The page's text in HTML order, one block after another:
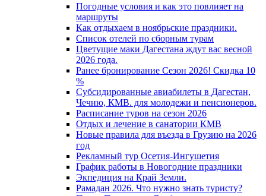
Погодные условия и как это повлияет на
маршруты
Как отдыхаем в ноябрьские праздники.
Список отелей по сборным турам
Цветущие маки Дагестана ждут вас весной
2026 года.
Ранее бронирование Сезон 2026! Скидка 10
%
Субсидированные авиабилеты в Дагестан,
Чечню, КМВ. для молодежи и пенсионеров.
Расписание туров на сезон 2026
Отдых и лечение в санатории КМВ
Новые правила для въезда в Грузию на 2026
год
Рекламный тур Осетия-Ингушетия
График работы в Новогодние праздники
Экпедиция на Край Земли.
Рамадан 2026. Что нужно знать туристу?